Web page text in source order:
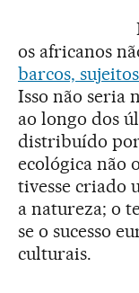
os africanos
barcos,
Isso não seria
ao longo dos
distribuído
ecológica não
tivesse criado
a natureza; o
se o sucesso
culturais.